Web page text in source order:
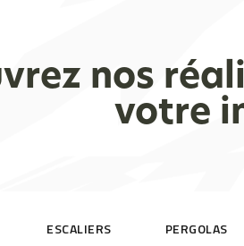
nos
votre
ESCALIERS PERGOLAS